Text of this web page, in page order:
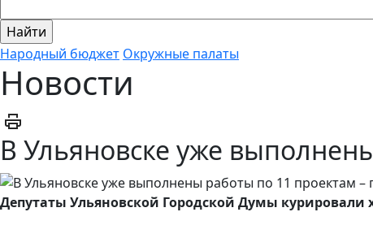
Народный бюджет Окружные палаты
Новости
В Ульяновске уже
Депутаты Ульяновской Городской Думы курировали